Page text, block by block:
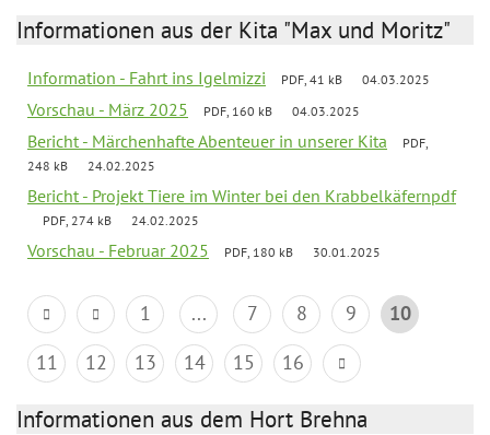
Informationen aus der Kita "Max und Moritz"
Information - Fahrt ins Igelmizzi PDF, 41 kB 04.03.2025
Vorschau - März 2025 PDF, 160 kB 04.03.2025
Bericht - Märchenhafte Abenteuer in unserer Kita
PDF,
248 kB
24.02.2025
Bericht - Projekt Tiere im Winter bei den Krabbelkäfernpdf
PDF, 274 kB 24.02.2025
Vorschau - Februar 2025 PDF, 180 kB 30.01.2025
1 ... 7 8 9
10
11
12 13 14 15 16
Informationen aus dem Hort Brehna